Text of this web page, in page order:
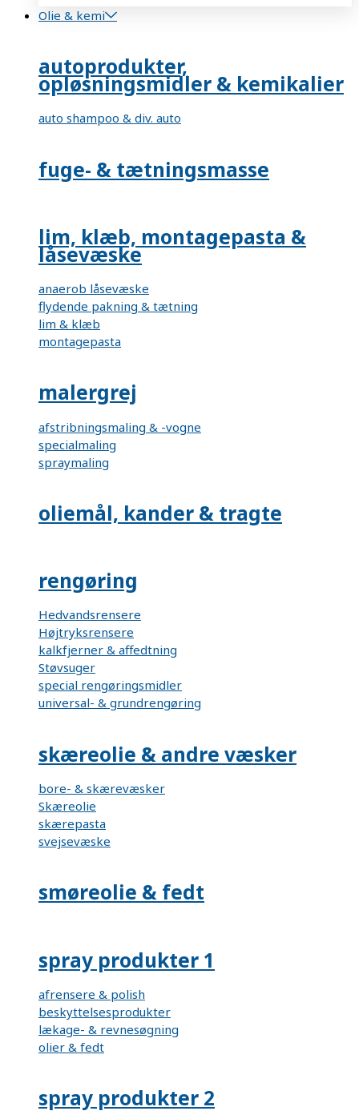
Olie & kemi
autoprodukter,
opløsningsmidler & kemikalier
auto shampoo & div. auto
fuge- & tætningsmasse
lim, klæb, montagepasta &
låsevæske
anaerob låsevæske
flydende pakning & tætning
lim & klæb
montagepasta
malergrej
afstribningsmaling & -vogne
specialmaling
spraymaling
oliemål, kander & tragte
rengøring
Hedvandsrensere
Højtryksrensere
kalkfjerner & affedtning
Støvsuger
special rengøringsmidler
universal- & grundrengøring
skæreolie & andre væsker
bore- & skærevæsker
Skæreolie
skærepasta
svejsevæske
smøreolie & fedt
spray produkter 1
afrensere & polish
beskyttelsesprodukter
lækage- & revnesøgning
olier & fedt
spray produkter 2